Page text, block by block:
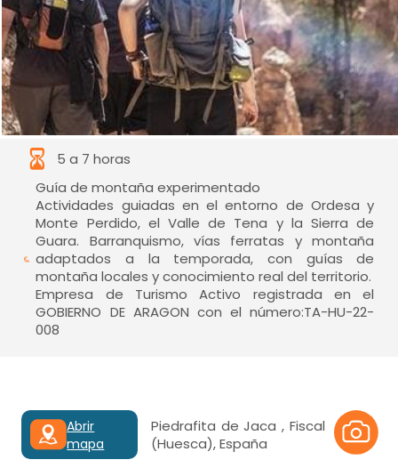
5 a 7 horas
Guía de montaña experimentado
Actividades guiadas en el entorno de Ordesa y
Monte Perdido, el Valle de Tena y la Sierra de
Guara. Barranquismo, vías ferratas y montaña
adaptados a la temporada, con guías de
montaña locales y conocimiento real del territorio.
Empresa de Turismo Activo registrada en el
GOBIERNO DE ARAGON con el número:TA-HU-22-
008
Abrir
mapa
Piedrafita de Jaca , Fiscal
(Huesca), España